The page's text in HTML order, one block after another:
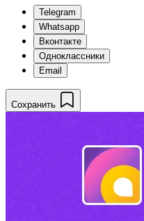
Telegram
Whatsapp
Вконтакте
Одноклассники
Email
Сохранить